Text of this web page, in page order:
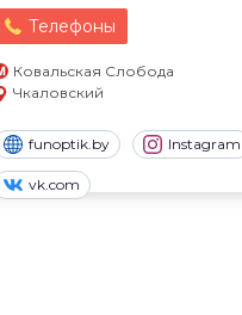
Телефоны
Ковальская Слобода
Чкаловский
funoptik.by Instagram
vk.com